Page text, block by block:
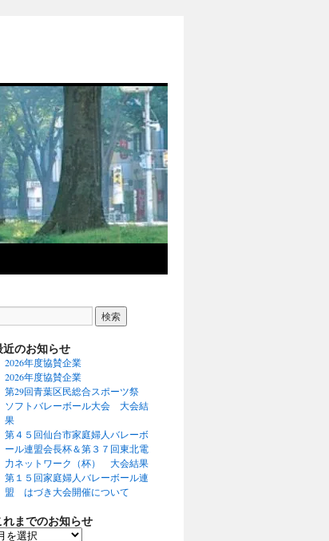
近のお知らせ
2026年度協賛企業
2026年度協賛企業
第29回青葉区民総合スポーツ祭
ソフトバレーボール大会 大会結
果
第４５回仙台市家庭婦人バレーボ
ール連盟会長杯＆第３７回東北電
力ネットワーク（杯） 大会結果
第１５回家庭婦人バレーボール連
盟 はづき大会開催について
れまでのお知らせ